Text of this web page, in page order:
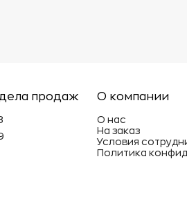
продаж О компании
О нас
На заказ
Условия
Политика